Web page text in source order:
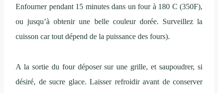
Enfourner pendant 15 minutes dans un four à 180 C (350F),
ou jusqu’à obtenir une belle couleur dorée. Surveillez la
cuisson car tout dépend de la puissance des fours).
A la sortie du four déposer sur une grille, et saupoudrer, si
désiré, de sucre glace. Laisser refroidir avant de conserver